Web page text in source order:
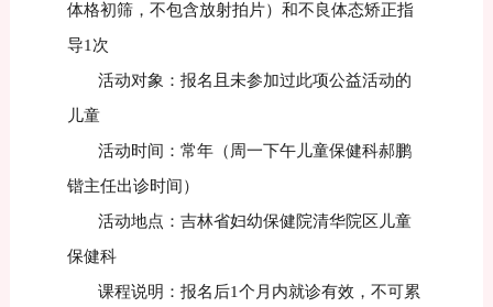
体格初筛，不包含放射拍片）和不良体态矫正指
导1次
活动对象：报名且未参加过此项公益活动的
儿童
活动时间：常年（周一下午儿童保健科郝鹏
锴主任出诊时间）
活动地点：吉林省妇幼保健院清华院区儿童
保健科
课程说明：报名后1个月内就诊有效，不可累